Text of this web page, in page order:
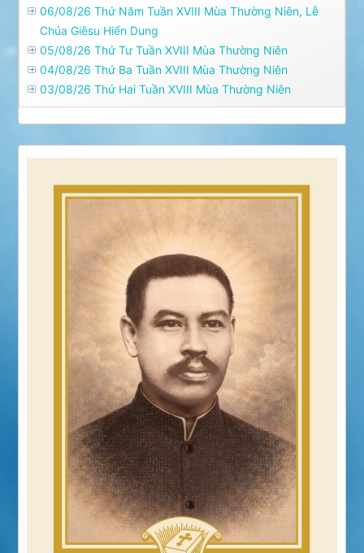
06/08/26 Thứ Năm Tuần XVIII Mùa Thường Niên, Lễ
Chúa Giêsu Hiển Dung
05/08/26 Thứ Tư Tuần XVIII Mùa Thường Niên
04/08/26 Thứ Ba Tuần XVIII Mùa Thường Niên
03/08/26 Thứ Hai Tuần XVIII Mùa Thường Niên